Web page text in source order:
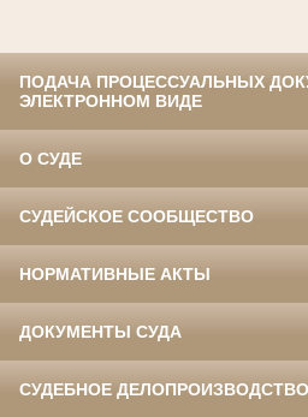
ПОДАЧА ПРОЦЕССУАЛЬНЫХ
ЭЛЕКТРОННОМ ВИДЕ
О СУДЕ
СУДЕЙСКОЕ СООБЩЕСТВО
НОРМАТИВНЫЕ АКТЫ
ДОКУМЕНТЫ СУДА
СУДЕБНОЕ ДЕЛОПРОИЗВОДСТВО